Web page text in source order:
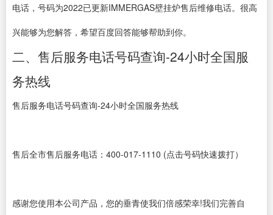
电话，号码为2022已更新IMMERGAS壁挂炉售后维修电话。很高
兴能够为您解答，希望百度回答能够帮助到你。
二、售后服务电话号码查询-24小时全国服
务热线
售后服务电话号码查询-24小时全国服务热线
售后全市售后服务电话：400-017-1110 (点击号码快速拨打）
感谢您使用本公司产品，您的垂青使我们倍感荣幸!我们完善自